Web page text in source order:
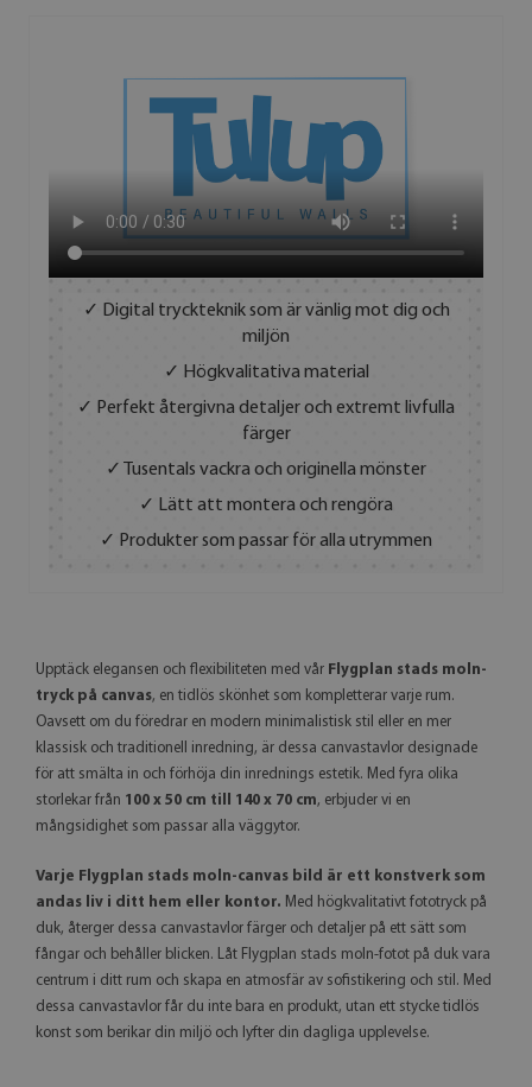
✓ Digital tryckteknik som är vänlig mot dig och
miljön
✓ Högkvalitativa material
✓ Perfekt återgivna detaljer och extremt livfulla
färger
✓ Tusentals vackra och originella mönster
✓ Lätt att montera och rengöra
✓ Produkter som passar för alla utrymmen
Upptäck elegansen och flexibiliteten med vår Flygplan stads moln-
tryck på canvas, en tidlös skönhet som kompletterar varje rum.
Oavsett om du föredrar en modern minimalistisk stil eller en mer
klassisk och traditionell inredning, är dessa canvastavlor designade
för att smälta in och förhöja din inrednings estetik. Med fyra olika
storlekar från 100 x 50 cm till 140 x 70 cm, erbjuder vi en
mångsidighet som passar alla väggytor.
Varje Flygplan stads moln-canvas bild är ett konstverk som
andas liv i ditt hem eller kontor. Med högkvalitativt fototryck på
duk, återger dessa canvastavlor färger och detaljer på ett sätt som
fångar och behåller blicken. Låt Flygplan stads moln-fotot på duk vara
centrum i ditt rum och skapa en atmosfär av sofistikering och stil. Med
dessa canvastavlor får du inte bara en produkt, utan ett stycke tidlös
konst som berikar din miljö och lyfter din dagliga upplevelse.